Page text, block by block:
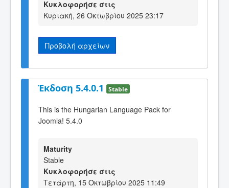
Κυκλοφορήσε στις
Κυριακή, 26 Οκτωβρίου 2025 23:17
Προβολή αρχείων
Έκδοση 5.4.0.1 Stable
This is the Hungarian Language Pack for
Joomla! 5.4.0
Maturity
Stable
Κυκλοφορήσε στις
Τετάρτη, 15 Οκτωβρίου 2025 11:49